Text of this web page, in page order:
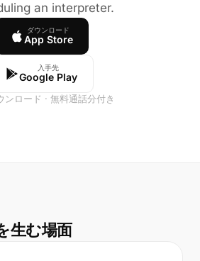
an interpreter.
ダウンロード
App Store
入手先
Google Play
ンロード · 無料通話分付き
生む場面